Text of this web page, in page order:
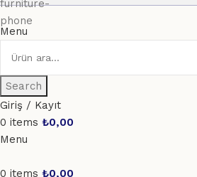
Menu
Search
Giriş / Kayıt
0 items ₺0,00
Menu
0 items ₺0,00